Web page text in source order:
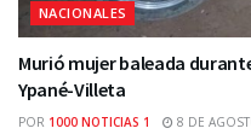
NACIONALES
Murió mujer baleada
Ypané-Villeta
POR 1000 NOTICIAS 1 8 DE